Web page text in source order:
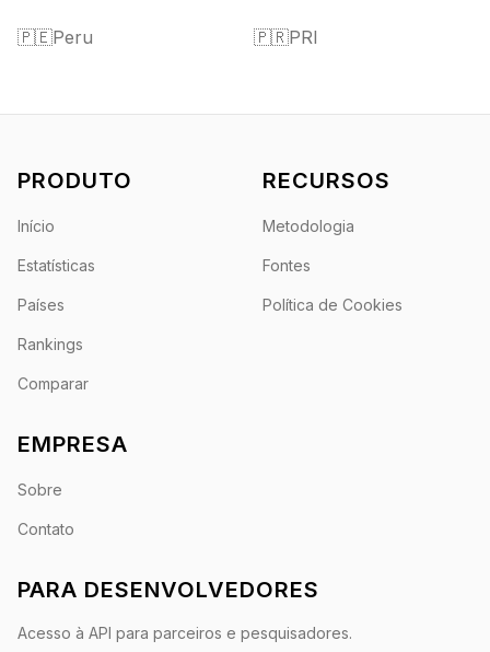
🇵🇪Peru 🇵🇷PRI
PRODUTO
Início
Estatísticas
Países
Rankings
Comparar
RECURSOS
Metodologia
Fontes
Política de Cookies
EMPRESA
Sobre
Contato
PARA DESENVOLVEDORES
Acesso à API para parceiros e pesquisadores.